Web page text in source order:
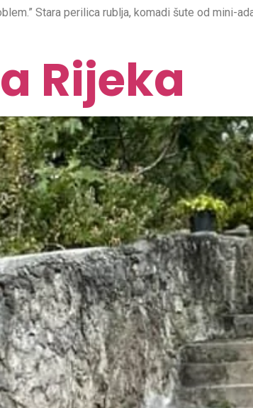
Stara perilica rublja, komadi šute od mini-
Rijeka